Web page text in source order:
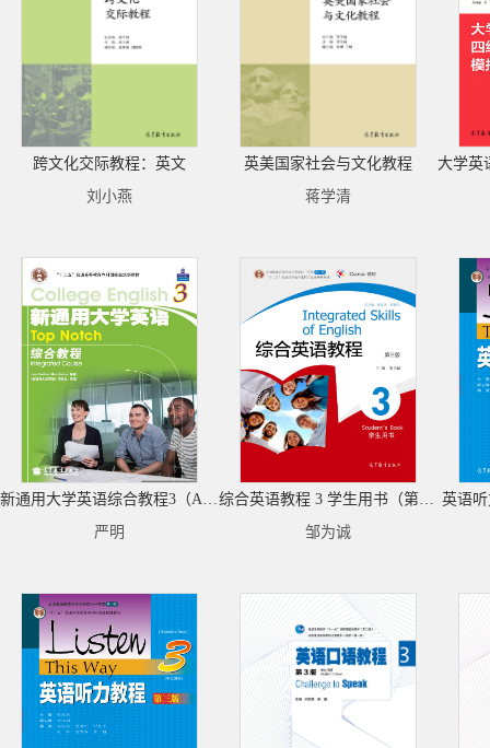
跨文化交际教程：英文
刘小燕
英美国家社会与文化教程
蒋学清
新通用大学英语综合教程3（Abook新封面）
严明
综合英语教程 3 学生用书（第三版）
邹为诚
英语